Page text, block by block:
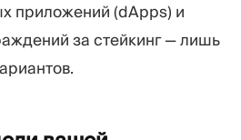
приложений (dApps) и
за стейкинг — лишь